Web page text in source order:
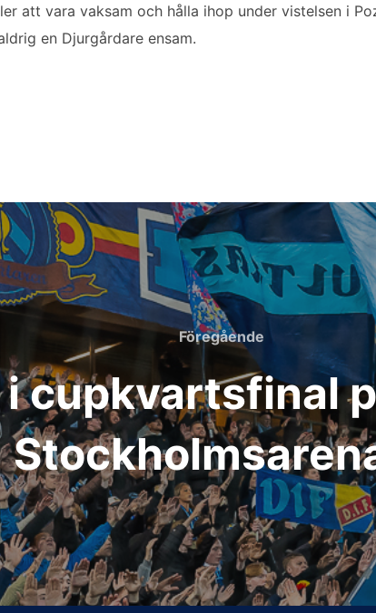
att vara vaksam och hålla ihop under vistelsen i
en Djurgårdare ensam.
Föregående
Föregående
cupkvartsfinal